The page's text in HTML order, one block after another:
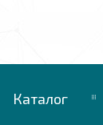
Каталог